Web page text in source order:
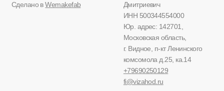
Сделано вWemakefab
Дмитриевич
ИНН 500344554000
Юр. адрес: 142701,
Московская область,
г. Видное, п-кт Ленинского
комсомола д.25, ка.14
+79690250129
fi@vizahod.ru